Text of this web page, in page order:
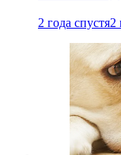
2 года спустя2